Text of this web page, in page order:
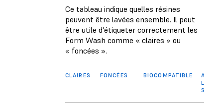
Ce tableau indique quelles résines
peuvent être lavées ensemble. Il peut
être utile d'étiqueter correctement les
Form Wash comme « claires » ou
« foncées ».
CLAIRES FONCÉES BIOCOMPATIBLE
LAVER